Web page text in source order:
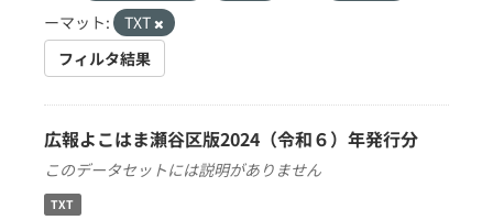
ーマット:
TXT
フィルタ結果
広報よこはま瀬谷区版2024（令和６）年発行分
このデータセットには説明がありません
TXT